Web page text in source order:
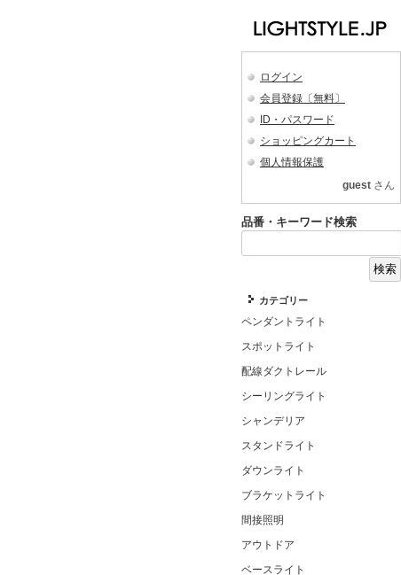
ログイン
会員登録〔無料〕
ID・パスワード
ショッピングカート
個人情報保護
guest さん
品番・キーワード検索
カテゴリー
ペンダントライト
スポットライト
配線ダクトレール
シーリングライト
シャンデリア
スタンドライト
ダウンライト
ブラケットライト
間接照明
アウトドア
ベースライト